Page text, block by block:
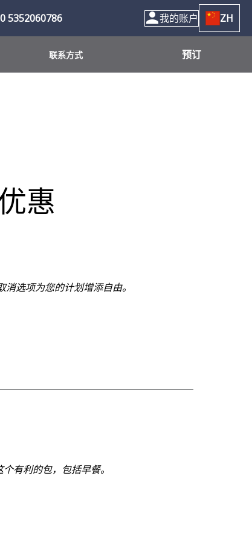
5352060786 我的账户 ZH
联系方式 预订
惠
选项为您的计划增添自由。
有利的包，包括早餐。